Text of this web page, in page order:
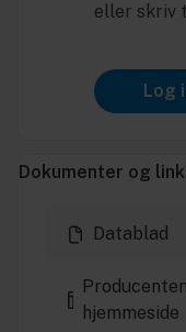
eller skriv
Log
Dokumenter og
Datablad
hjemmeside